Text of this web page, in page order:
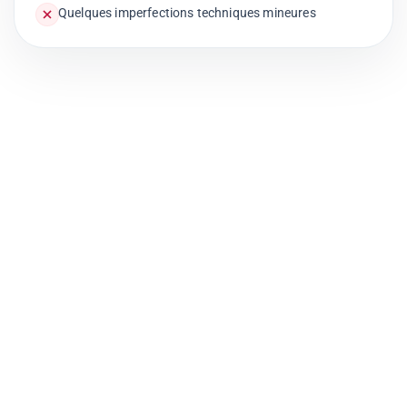
Quelques imperfections techniques mineures